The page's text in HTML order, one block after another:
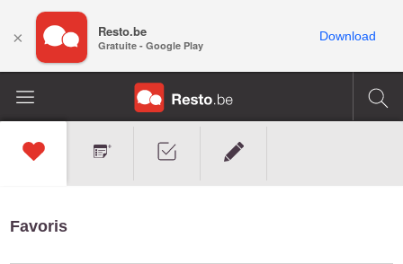
Favoris
× Resto.be
Gratuite - Google Play
Download